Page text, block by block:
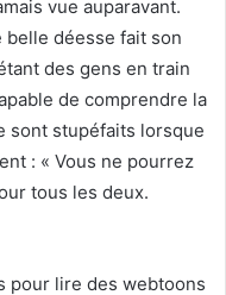
vue auparavant.
belle déesse fait son
des gens en train
de comprendre la
sont stupéfaits lorsque
: « Vous ne pourrez
tous les deux.
pour lire des webtoons